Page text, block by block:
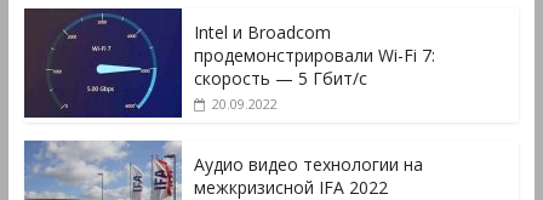
Intel и Broadcom
продемонстрировали Wi-Fi 7:
скорость — 5 Гбит/с
20.09.2022
Аудио видео технологии на
межкризисной IFA 2022